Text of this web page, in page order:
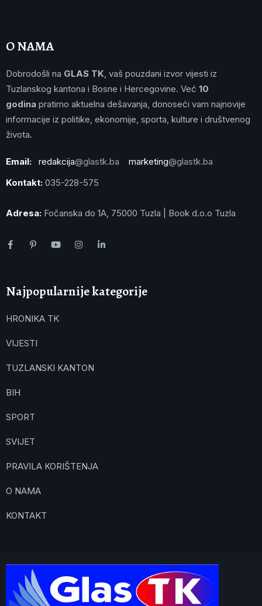
O NAMA
Dobrodošli na GLAS TK , vaš pouzdani izvor vijesti iz
Tuzlanskog kantona i Bosne i Hercegovine. Već 10
godina pratimo aktuelna dešavanja, donoseći vam najnovije
informacije iz politike, ekonomije, sporta, kulture i društvenog
života.
Email: redakcija@glastk.ba marketing@glastk.ba
Kontakt: 035-228-575
Adresa: Fočanska do 1A, 75000 Tuzla | Book d.o.o Tuzla
Najpopularnije kategorije
HRONIKA TK
VIJESTI
TUZLANSKI KANTON
BIH
SPORT
SVIJET
PRAVILA KORIŠTENJA
O NAMA
KONTAKT